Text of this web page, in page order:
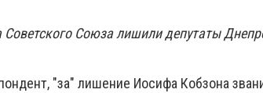
Советского Союза лишили депутаты
"за" лишение Иосифа Кобзона